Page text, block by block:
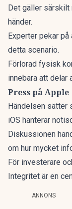
Det gäller särskilt
händer.
Experter pekar på
detta scenario.
Förlorad fysisk
innebära att delar
Press på Apple
Händelsen sätter
iOS hanterar
Diskussionen
om hur mycket
För investerare
Integritet är en
ANNONS